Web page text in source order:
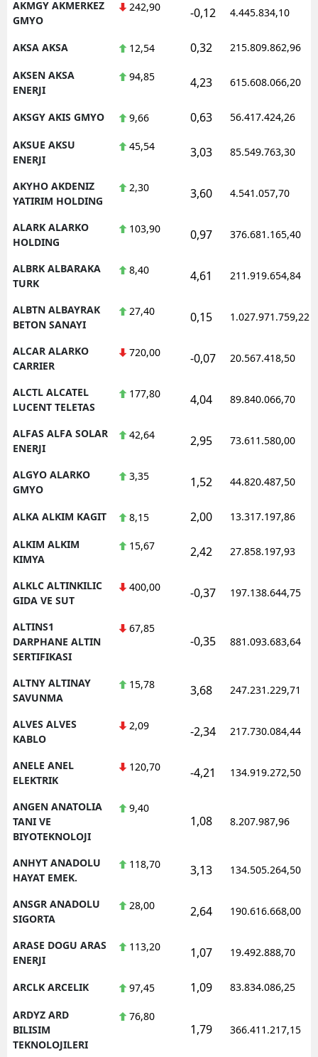
AKMGY AKMERKEZ
GMYO
242,90 -0,12 4.445.834,10
AKSA AKSA 12,54 0,32 215.809.862,96
AKSEN AKSA
ENERJI
94,85 4,23 615.608.066,20
AKSGY AKIS GMYO 9,66 0,63 56.417.424,26
AKSUE AKSU
ENERJI
45,54 3,03 85.549.763,30
AKYHO AKDENIZ
YATIRIM HOLDING
2,30 3,60 4.541.057,70
ALARK ALARKO
HOLDING
103,90 0,97 376.681.165,40
ALBRK ALBARAKA
TURK
8,40 4,61 211.919.654,84
ALBTN ALBAYRAK
BETON SANAYI
27,40 0,15 1.027.971.759,22
ALCAR ALARKO
CARRIER
720,00 -0,07 20.567.418,50
ALCTL ALCATEL
LUCENT TELETAS
177,80 4,04 89.840.066,70
ALFAS ALFA SOLAR
ENERJI
42,64 2,95 73.611.580,00
ALGYO ALARKO
GMYO
3,35 1,52 44.820.487,50
ALKA ALKIM KAGIT 8,15 2,00 13.317.197,86
ALKIM ALKIM
KIMYA
15,67 2,42 27.858.197,93
ALKLC ALTINKILIC
GIDA VE SUT
400,00 -0,37 197.138.644,75
ALTINS1
DARPHANE ALTIN
SERTIFIKASI
67,85
-0,35 881.093.683,64
ALTNY ALTINAY
SAVUNMA
15,78 3,68 247.231.229,71
ALVES ALVES
KABLO
2,09 -2,34 217.730.084,44
ANELE ANEL
ELEKTRIK
120,70 -4,21 134.919.272,50
ANGEN ANATOLIA
TANI VE
BIYOTEKNOLOJI
9,40
1,08 8.207.987,96
ANHYT ANADOLU
HAYAT EMEK.
118,70 3,13 134.505.264,50
ANSGR ANADOLU
SIGORTA
28,00 2,64 190.616.668,00
ARASE DOGU ARAS
ENERJI
113,20 1,07 19.492.888,70
ARCLK ARCELIK 97,45 1,09 83.834.086,25
ARDYZ ARD
BILISIM
TEKNOLOJILERI
76,80
1,79 366.411.217,15